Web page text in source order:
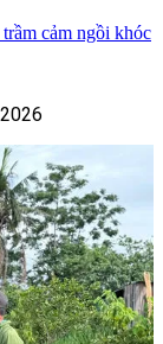
cảm ngồi khóc